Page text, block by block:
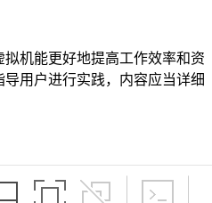
机能更好地提高工作效率和资
用户进行实践，内容应当详细